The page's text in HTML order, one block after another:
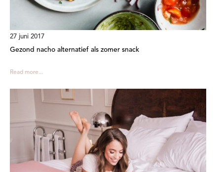
27 juni 2017
Gezond nacho alternatief als zomer snack
Read more...